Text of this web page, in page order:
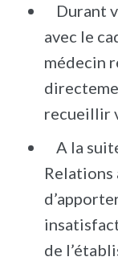
Durant
avec le
médecin
recueillir
A la
Relations
de